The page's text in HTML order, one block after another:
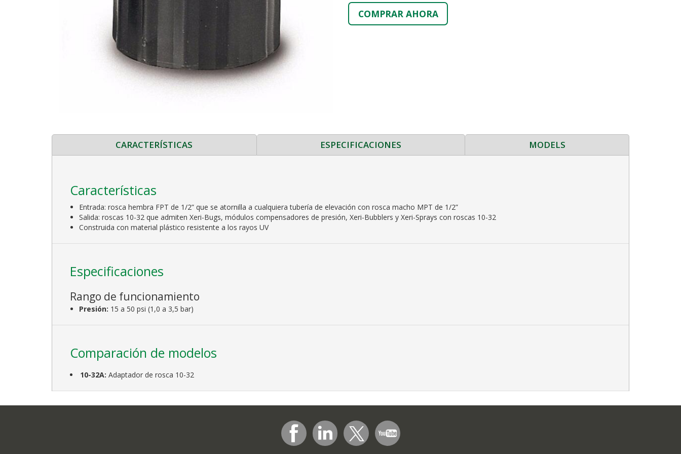
COMPRAR AHORA
CARACTERÍSTICAS ESPECIFICACIONES MODELS
Características
Entrada: rosca hembra FPT de 1/2” que se atornilla a cualquiera tubería de elevación con rosca macho MPT de 1/2”
Salida: roscas 10-32 que admiten Xeri-Bugs, módulos compensadores de presión, Xeri-Bubblers y Xeri-Sprays con roscas 10-32
Construida con material plástico resistente a los rayos UV
Especificaciones
Rango de funcionamiento
Presión: 15 a 50 psi (1,0 a 3,5 bar)
Comparación de modelos
10-32A: Adaptador de rosca 10-32